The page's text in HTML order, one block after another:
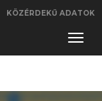
KÖZÉRDEKŰ ADATOK